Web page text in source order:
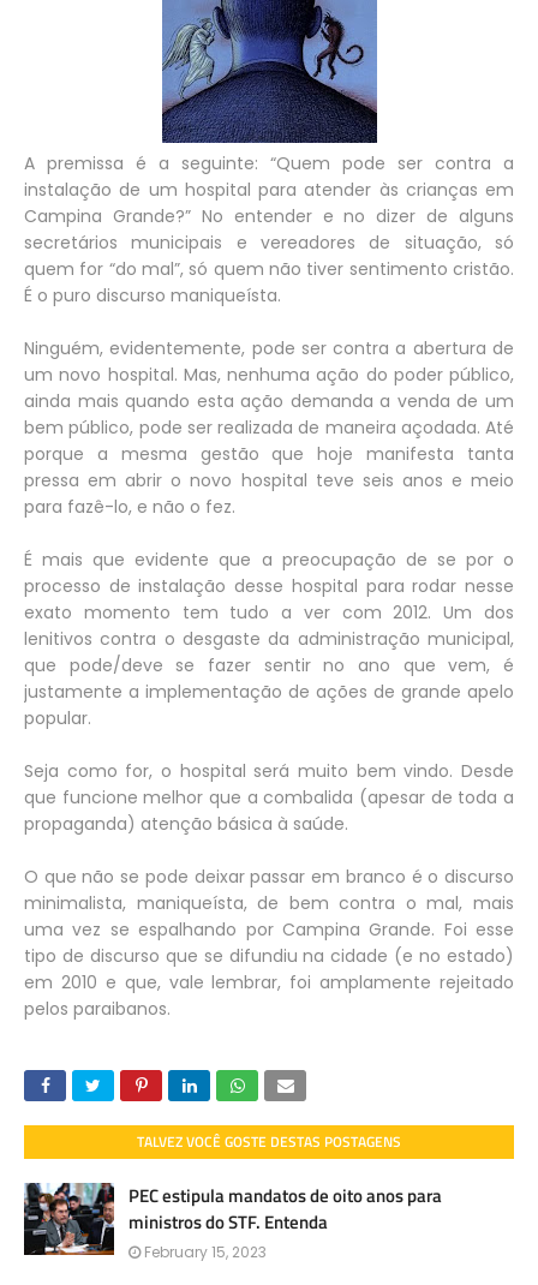
A premissa é a seguinte: “Quem pode ser contra a
instalação de um hospital para atender às crianças em
Campina Grande?” No entender e no dizer de alguns
secretários municipais e vereadores de situação, só
quem for “do mal”, só quem não tiver sentimento cristão.
É o puro discurso maniqueísta.
Ninguém, evidentemente, pode ser contra a abertura de
um novo hospital. Mas, nenhuma ação do poder público,
ainda mais quando esta ação demanda a venda de um
bem público, pode ser realizada de maneira açodada. Até
porque a mesma gestão que hoje manifesta tanta
pressa em abrir o novo hospital teve seis anos e meio
para fazê-lo, e não o fez.
É mais que evidente que a preocupação de se por o
processo de instalação desse hospital para rodar nesse
exato momento tem tudo a ver com 2012. Um dos
lenitivos contra o desgaste da administração municipal,
que pode/deve se fazer sentir no ano que vem, é
justamente a implementação de ações de grande apelo
popular.
Seja como for, o hospital será muito bem vindo. Desde
que funcione melhor que a combalida (apesar de toda a
propaganda) atenção básica à saúde.
O que não se pode deixar passar em branco é o discurso
minimalista, maniqueísta, de bem contra o mal, mais
uma vez se espalhando por Campina Grande. Foi esse
tipo de discurso que se difundiu na cidade (e no estado)
em 2010 e que, vale lembrar, foi amplamente rejeitado
pelos paraibanos.
TALVEZ VOCÊ GOSTE DESTAS POSTAGENS
PEC estipula mandatos de oito anos para
ministros do STF. Entenda
February 15, 2023